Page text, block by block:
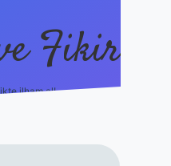
Fikir
ilham al!
grandoperabet